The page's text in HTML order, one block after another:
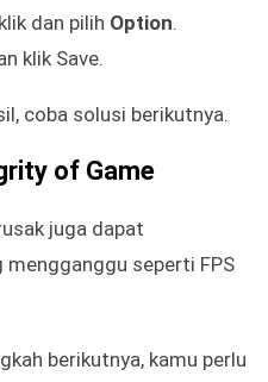
dan pilih Option.
klik Save.
coba solusi berikutnya.
of Game
juga dapat
mengganggu seperti FPS
berikutnya, kamu perlu